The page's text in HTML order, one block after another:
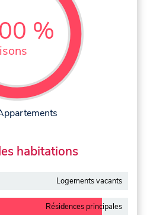
%
habitations
Logements vacants
Résidences principales